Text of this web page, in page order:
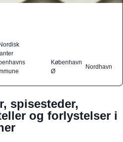
København
Ø
Nordhavn
spisesteder,
og forlystelser i